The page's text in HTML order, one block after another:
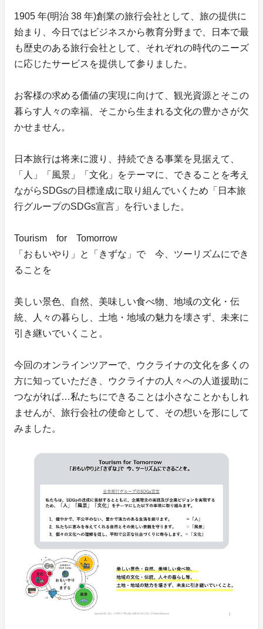
1905 年(明治 38 年)創業の旅行会社として、旅の提供に
始まり、今日ではビジネスから教育分野まで、日本で最
も歴史のある旅行会社として、それぞれの時代のニーズ
に応じたサービスを提供して参りました。
お客様の求める価値の実現に向けて、観光資源とそこの
暮らす人々の幸福、そこから生まれる文化の豊かさが欠
かせません。
日本旅行は将来に渡り、持続できる事業を見据えて、
「人」「風景」「文化」をテーマに、できることを考え
ながらSDGsの目標達成に取り組んでいくため「日本旅
行グループのSDGs宣言」を行いました。
Tourism for Tomorrow
「おもいやり」と「きずな」で 今、ツーリズムにでき
ることを
美しい景色、自然、美味しい食べ物、地域の文化・伝
統、人々の暮らし、土地・地域の魅力を壊さず、未来に
引き継いでいくこと。
今回のオンラインツアーで、ウクライナの文化を多くの
方に知っていただき、ウクライナの人々への人道援助に
つながれば…私たちにできることは小さなことかもしれ
ませんが、旅行会社の使命として、その想いを形にして
みました。